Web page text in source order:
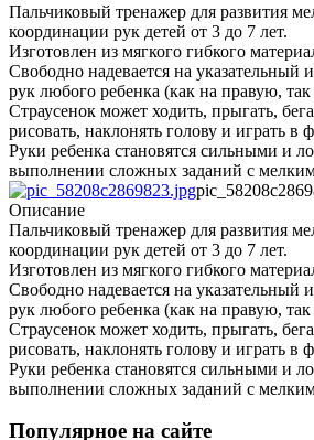
Пальчиковый тренажер для развития
координации рук детей от 3 до 7 лет.
Изготовлен из мягкого гибкого
Свободно надевается на указательный
рук любого ребенка (как на правую,
Страусенок может ходить, прыгать,
рисовать, наклонять голову и играть в
Руки ребенка становятся сильными и
выполнении сложных заданий с
Описание
Пальчиковый тренажер для развития
координации рук детей от 3 до 7 лет.
Изготовлен из мягкого гибкого
Свободно надевается на указательный
рук любого ребенка (как на правую,
Страусенок может ходить, прыгать,
рисовать, наклонять голову и играть в
Руки ребенка становятся сильными и
выполнении сложных заданий с
Популярное на сайте